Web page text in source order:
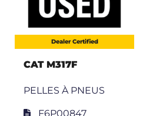
Dealer Certified
CAT M317F
PELLES À PNEUS
F6P00847